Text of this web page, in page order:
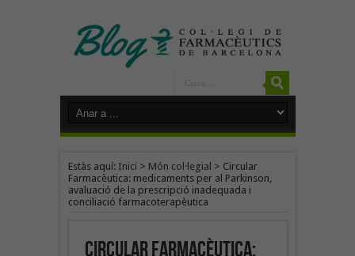
Estàs aquí: Inici > Món col·legial > Circular
Farmacèutica: medicaments per al Parkinson,
avaluació de la prescripció inadequada i
conciliació farmacoterapèutica
Circular Farmacèutica: